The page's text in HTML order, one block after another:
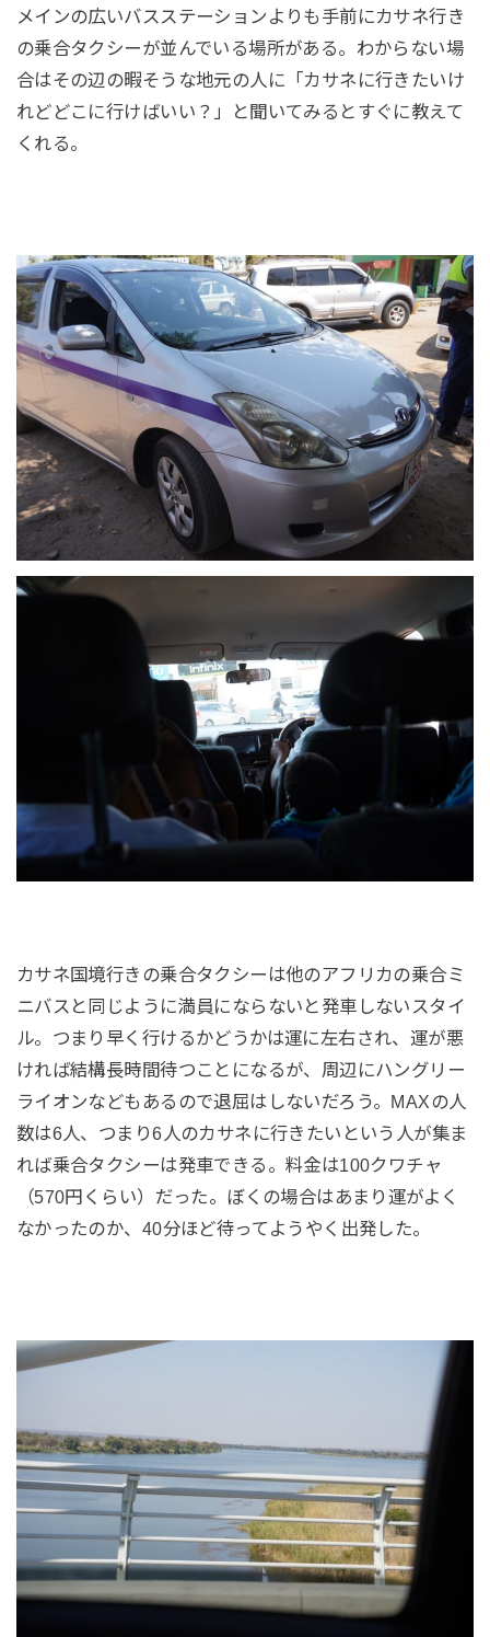
メインの広いバスステーションよりも手前にカサネ行き
の乗合タクシーが並んでいる場所がある。わからない場
合はその辺の暇そうな地元の人に「カサネに行きたいけ
れどどこに行けばいい？」と聞いてみるとすぐに教えて
くれる。
カサネ国境行きの乗合タクシーは他のアフリカの乗合ミ
ニバスと同じように満員にならないと発車しないスタイ
ル。つまり早く行けるかどうかは運に左右され、運が悪
ければ結構長時間待つことになるが、周辺にハングリー
ライオンなどもあるので退屈はしないだろう。MAXの人
数は6人、つまり6人のカサネに行きたいという人が集ま
れば乗合タクシーは発車できる。料金は100クワチャ
（570円くらい）だった。ぼくの場合はあまり運がよく
なかったのか、40分ほど待ってようやく出発した。